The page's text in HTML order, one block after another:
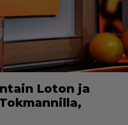
Loton ja